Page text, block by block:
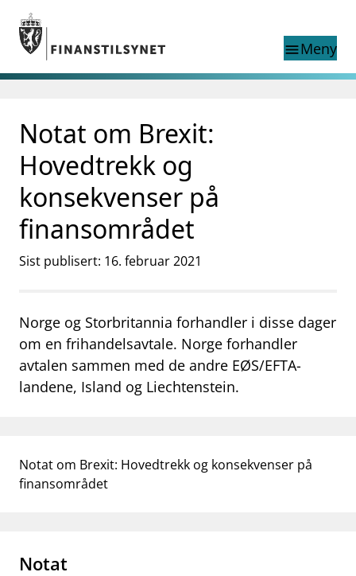
Gå til hovedinnhold
Gå til søkesiden
menuMeny
nettstedet
language
English
exist in English
English home page
Aktuelt
Finanstilsynets registre
Tema
business Om Finanstilsynet
mail_outline Kontakt oss
work_outlineJobb hos oss
Notat om Brexit:
Hovedtrekk og
konsekvenser på
finansområdet
Sist publisert: 16. februar 2021
Norge og Storbritannia forhandler i disse dager
om en frihandelsavtale. Norge forhandler
avtalen sammen med de andre EØS/EFTA-
landene, Island og Liechtenstein.
Notat om Brexit: Hovedtrekk og konsekvenser på
finansområdet
Notat